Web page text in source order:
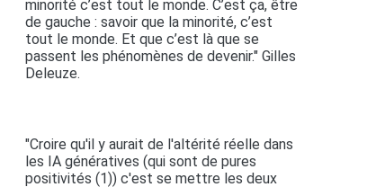
minorité c’est tout le monde. C’est ça, être
de gauche : savoir que la minorité, c’est
tout le monde. Et que c’est là que se
passent les phénomènes de devenir." Gilles
Deleuze.
"Croire qu'il y aurait de l'altérité réelle dans
les IA génératives (qui sont de pures
positivités (1)) c'est se mettre les deux